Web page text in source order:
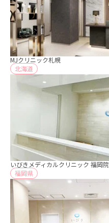
MJクリニック札幌
北海道
いびきメディカルクリニック 福岡院
福岡県